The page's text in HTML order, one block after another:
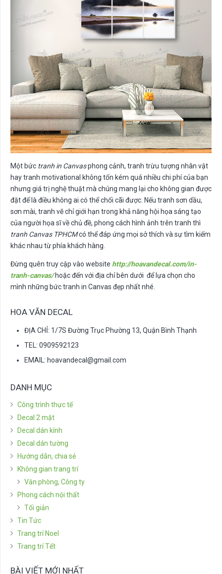
Một bức tranh in Canvasphong cảnh, tranh trừu tượng nhân vật
hay tranh motivational không tốn kém quá nhiều chi phí của bạn
nhưng giá trị nghệ thuật mà chúng mang lại cho không gian được
đặt để là điều không ai có thể chối cãi được. Nếu tranh sơn dầu,
sơn mài, tranh vẽ chỉ giới hạn trong khả năng hội họa sáng tạo
của người họa sĩ về chủ đề, phong cách hình ảnh trên tranh thì
tranh Canvas TPHCMcó thể đáp ứng mọi sở thích và sự tìm kiếm
khác nhau từ phía khách hàng.
Đừng quên truy cập vào website http://hoavandecal.com/in-
tranh-canvas/hoặc đến với địa chỉ bên dưới để lựa chọn cho
mình những bức tranh in Canvas đẹp nhất nhé.
HOA VĂN DECAL
ĐỊA CHỈ: 1/7S Đường Trục Phường 13, Quận Bình Thạnh
TEL: 0909592123
EMAIL: hoavandecal@gmail.com
DANH MỤC
Công trình thực tế
Decal 2 mặt
Decal dán kính
Decal dán tường
Hướng dẫn, chia sẻ
Không gian trang trí
Văn phòng, Công ty
Phong cách nội thất
Tối giản
Tin Tức
Trang trí Noel
Trang trí Tết
BÀI VIẾT MỚI NHẤT